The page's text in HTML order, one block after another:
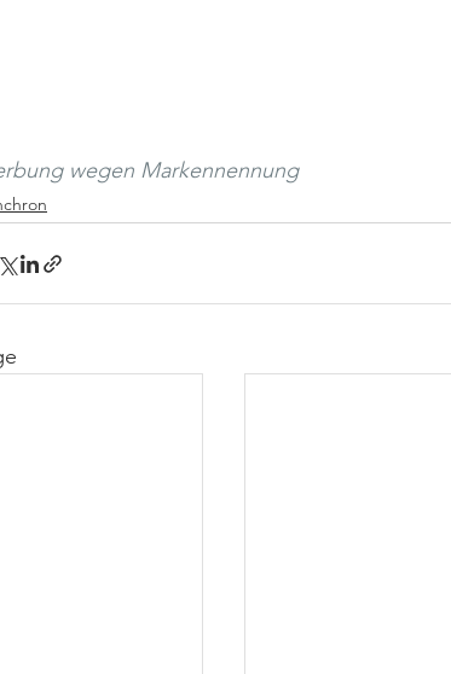
wegen Markennennung